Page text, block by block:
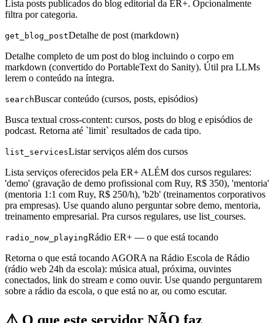
Lista posts publicados do blog editorial da ER+. Opcionalmente
filtra por categoria.
get_blog_postDetalhe de post (markdown)
Detalhe completo de um post do blog incluindo o corpo em
markdown (convertido do PortableText do Sanity). Útil pra LLMs
lerem o conteúdo na íntegra.
searchBuscar conteúdo (cursos, posts, episódios)
Busca textual cross-content: cursos, posts do blog e episódios de
podcast. Retorna até `limit` resultados de cada tipo.
list_servicesListar serviços além dos cursos
Lista serviços oferecidos pela ER+ ALÉM dos cursos regulares:
'demo' (gravação de demo profissional com Ruy, R$ 350), 'mentoria'
(mentoria 1:1 com Ruy, R$ 250/h), 'b2b' (treinamentos corporativos
pra empresas). Use quando aluno perguntar sobre demo, mentoria,
treinamento empresarial. Pra cursos regulares, use list_courses.
radio_now_playingRádio ER+ — o que está tocando
Retorna o que está tocando AGORA na Rádio Escola de Rádio
(rádio web 24h da escola): música atual, próxima, ouvintes
conectados, link do stream e como ouvir. Use quando perguntarem
sobre a rádio da escola, o que está no ar, ou como escutar.